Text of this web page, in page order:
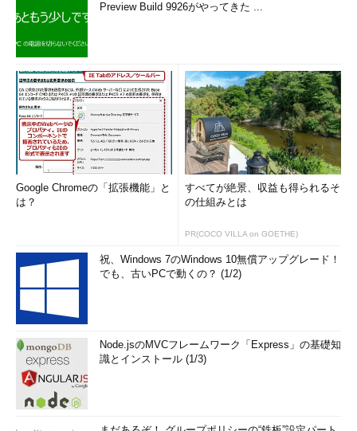
Windows 8 CP版のデスクトップ画面
タスク・バーの左端にあった［スタート］ボタン
がなくなった。Windows 8では、もう［スター
ト］メニューは使わず、必ず廃止する、という強
い意志の現れだろうか。Windows 8 DP版ではス
タート画面への切り替え速度が遅く、カスタマイ
ズなどもほとんどできなかったので従来からのユ
ーザーには不評であったが、Windows 8 CP版で
はスタート画面のラウンチャとしての機能がかな
り強化されたため、少し事態は好転した。だが、
これほどインターフェイスが変わってしまうと、
企業などでは新規導入を躊躇するかもしれない。
アプリケーションの登録
新しいアプリケーションをインストールすると、自動的にスタ
のアプリケーションや、メモ帳や電卓のようなデフォルトで
Windows OSに含まれているアプリケーションなどは手動で登録
する必要がある。Windows 8 CP版では、「すべてのアプリ」と
いうメニューからシステムにインストール済みのアプリケーショ
ン・アイコンがすべて表示できるので、ここから必要なものだけ
を選んでスタート画面に登録したり、デスクトップのタスク・バ
Preview Build 9926がやってきた ...
Google Chromeの「拡張機能」と
は？
すべてが絶景、収益も得られるそ
の仕組みとは
PR(COCO VILLA on GOETHE)
祝、Windows 7のWindows 10無償アップグレード！
でも、古いPCで動くの？ (1/2)
Node.jsのMVCフレームワーク「Express」の基礎知
識とインストール (1/3)